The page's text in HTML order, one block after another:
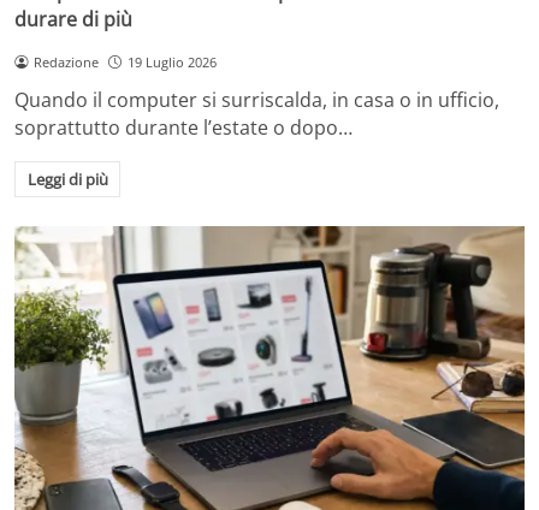
durare di più
Redazione 19 Luglio 2026
Quando il computer si surriscalda, in casa o in ufficio,
soprattutto durante l’estate o dopo…
Leggi di più